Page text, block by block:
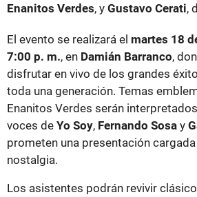
Enanitos Verdes, y Gustavo Cerati,
El evento se realizará el martes 18
7:00 p. m., en Damián Barranco,
disfrutar en vivo de los grandes
toda una generación. Temas
Enanitos Verdes serán
voces de Yo Soy, Fernando Sosa y
prometen una presentación
nostalgia.
Los asistentes podrán revivir